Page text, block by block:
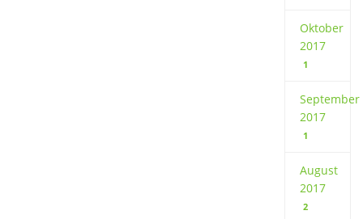
Oktober
2017
1
September
2017
1
August
2017
2